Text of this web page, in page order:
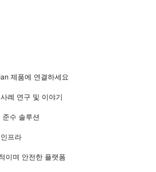
제품에 연결하세요
례 연구 및 이야기
수 솔루션
프라
이며 안전한 플랫폼